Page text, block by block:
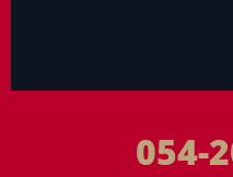
054-